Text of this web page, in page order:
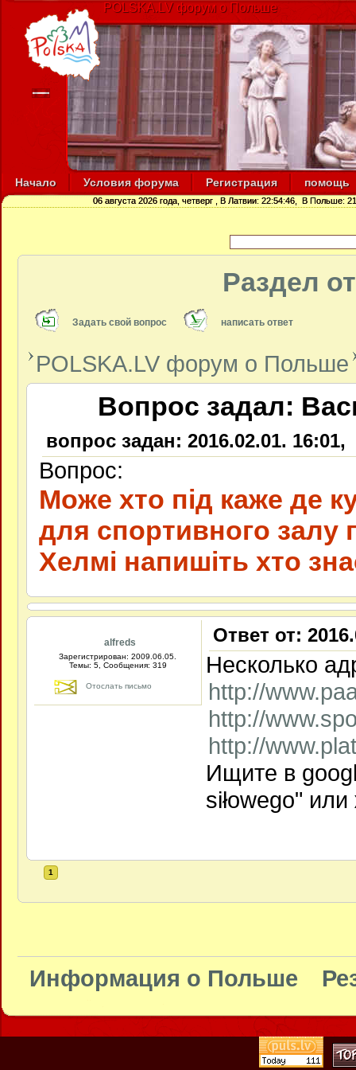
POLSKA.LV форум о Польше
Начало Условия форума Регистрация помощь
06 августа 2026 года, четверг , В Латвии: 22:54:46, В Польше:
Раздел
Задать свой вопрос написать ответ
POLSKA.LV форум о Польше
Вопрос задал:
вопрос задан: 2016.02.01. 16:01,
Вопрос:
Може хто під каже де
для спортивного залу
Хелмі напишіть хто
alfreds
Зарегистрирован: 2009.06.05.
Темы: 5, Сообщения: 319
Отослать письмо
Ответ от:
Несколько
http://
http://
http://
Ищите в
siłowego"
1
Информация о Польше